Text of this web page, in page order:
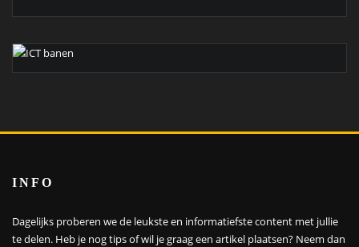
INFO
Dagelijks proberen we de leukste en informatiefste content met jullie
te delen. Heb je nog tips of wil je graag een artikel plaatsen? Neem dan